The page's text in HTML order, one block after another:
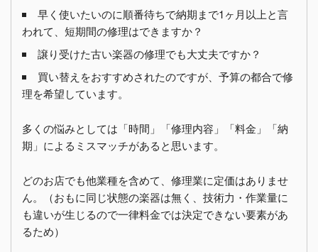
早く使いたいのに順番待ちで納期まで1ヶ月以上と言
われて、短期間の修理はできますか？
譲り受けた古い楽器の修理でも大丈夫ですか？
買い替えをおすすめされたのですが、予算の都合で修
理を希望しています。
多くの悩みとしては「時間」「修理内容」「料金」「納
期」によるミスマッチがあると思います。
どのお店でも他業種を含めて、修理業に定価はありませ
ん。（おもに同じ状態の楽器は無く、技術力・作業量に
も違いが生じるので一律料金では決定できない要素があ
るため）